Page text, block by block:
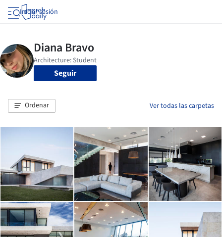
Iniciar sesión
Seguir
Ordenar Ver todas las carpetas